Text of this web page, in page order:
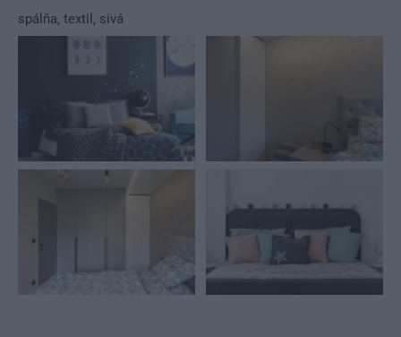
spálňa, textil , sivá